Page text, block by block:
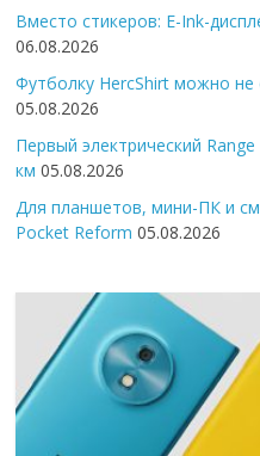
Вместо стикеров: E-Ink-
06.08.2026
Футболку HercShirt можно не
05.08.2026
Первый электрический
км 05.08.2026
Для планшетов, мини-ПК и
Pocket Reform 05.08.2026